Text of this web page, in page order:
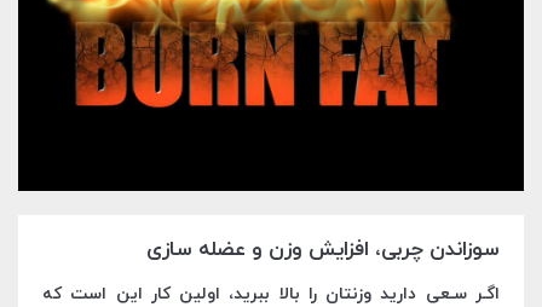
سوزاندن چربی، افزایش وزن و عضله سازی
اگـر سـعی دارید وزنتان را بالا ببرید، اولین کار این است که